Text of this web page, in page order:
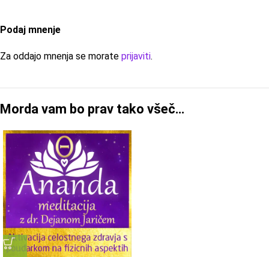
Podaj mnenje
Za oddajo mnenja se morate prijaviti.
Morda vam bo prav tako všeč…